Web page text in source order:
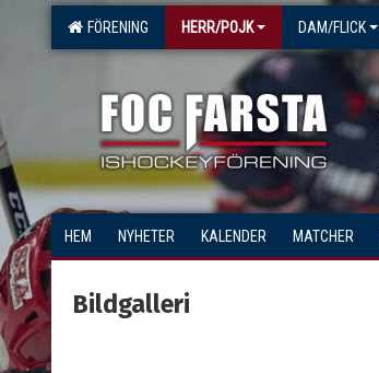
FÖRENING HERR/POJK DAM/FLICK
HEM NYHETER KALENDER MATCHER
Bildgalleri